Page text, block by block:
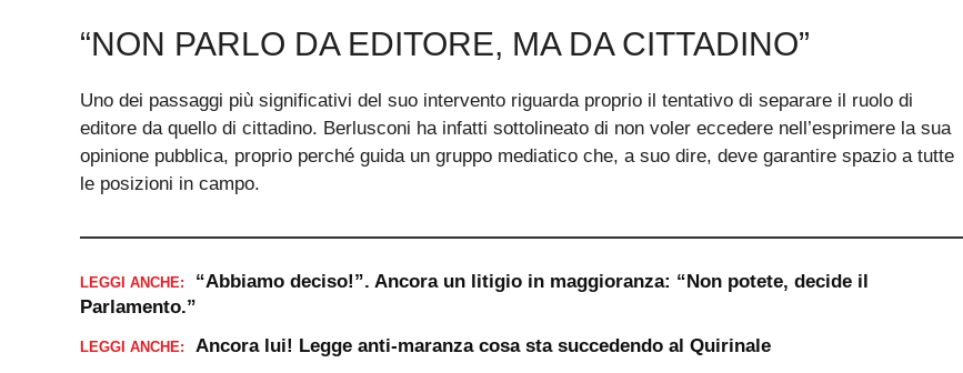
“NON PARLO DA EDITORE, MA DA CITTADINO”
Uno dei passaggi più significativi del suo intervento riguarda proprio il tentativo di separare il ruolo di
editore da quello di cittadino. Berlusconi ha infatti sottolineato di non voler eccedere nell’esprimere la sua
opinione pubblica, proprio perché guida un gruppo mediatico che, a suo dire, deve garantire spazio a tutte
le posizioni in campo.
LEGGI ANCHE:
“Abbiamo deciso!”. Ancora un litigio in maggioranza: “Non potete, decide il
Parlamento.”
LEGGI ANCHE: Ancora lui! Legge anti-maranza cosa sta succedendo al Quirinale